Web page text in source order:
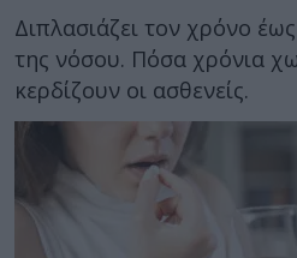
Διπλασιάζει τον χρόνο
της νόσου. Πόσα χρόνια
κερδίζουν οι ασθενείς.